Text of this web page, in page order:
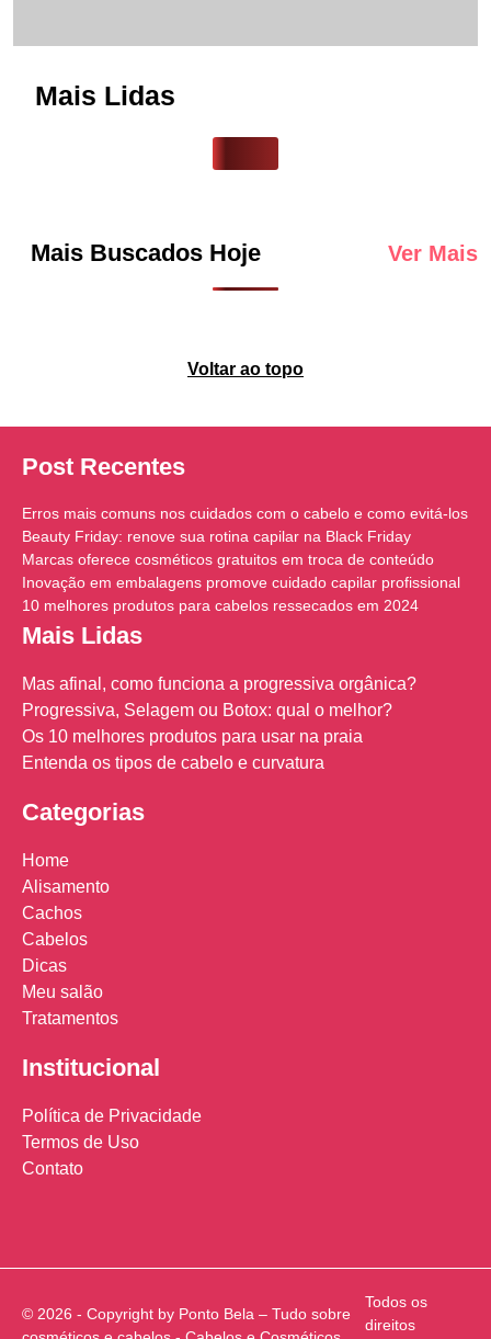
Mais Lidas
Mais Buscados Hoje Ver Mais
Voltar ao topo
Post Recentes
Erros mais comuns nos cuidados com o cabelo e como evitá-los
Beauty Friday: renove sua rotina capilar na Black Friday
Marcas oferece cosméticos gratuitos em troca de conteúdo
Inovação em embalagens promove cuidado capilar profissional
10 melhores produtos para cabelos ressecados em 2024
Mais Lidas
Mas afinal, como funciona a progressiva orgânica?
Progressiva, Selagem ou Botox: qual o melhor?
Os 10 melhores produtos para usar na praia
Entenda os tipos de cabelo e curvatura
Categorias
Home
Alisamento
Cachos
Cabelos
Dicas
Meu salão
Tratamentos
Institucional
Política de Privacidade
Termos de Uso
Contato
© 2026 - Copyright by Ponto Bela – Tudo sobre
Todos os
direitos